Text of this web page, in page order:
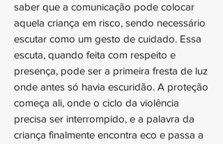
saber que a comunicação pode colocar
aquela criança em risco, sendo necessário
escutar como um gesto de cuidado. Essa
escuta, quando feita com respeito e
presença, pode ser a primeira fresta de luz
onde antes só havia escuridão. A proteção
começa ali, onde o ciclo da violência
precisa ser interrompido, e a palavra da
criança finalmente encontra eco e passa a